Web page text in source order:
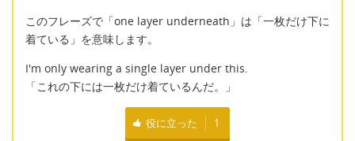
このフレーズで「one layer underneath」は「一枚だけ下に
着ている」を意味します。
I'm only wearing a single layer under this.
「これの下には一枚だけ着ているんだ。」
役に立った 1